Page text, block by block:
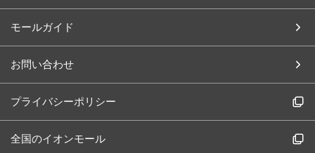
モールガイド
お問い合わせ
プライバシーポリシー
全国のイオンモール